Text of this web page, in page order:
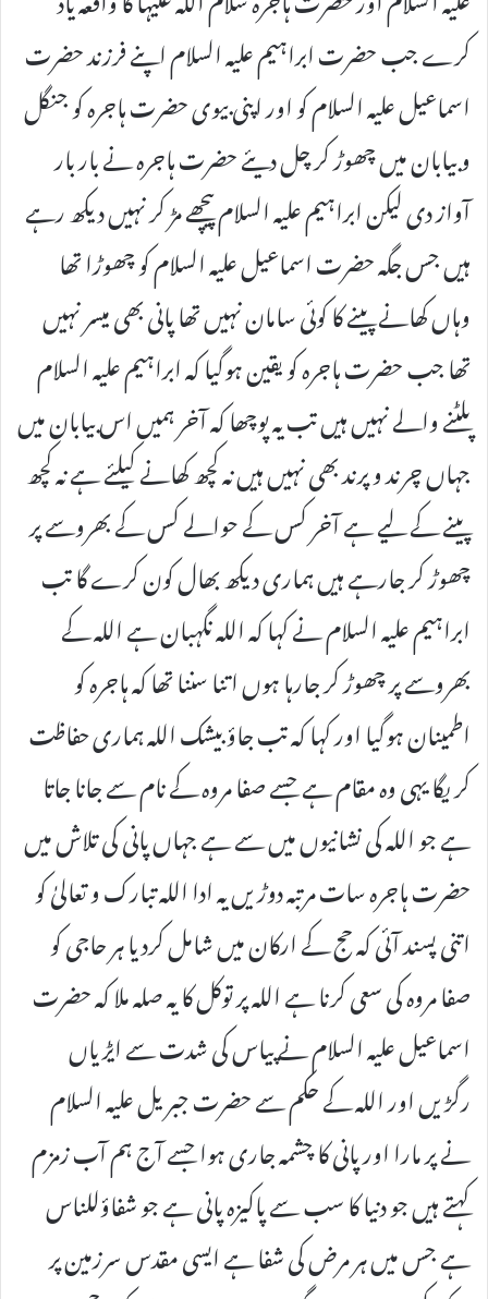
کرے جب حضرت ابراہیم علیہ السلام اپنے فرزند حضرت
اسماعیل علیہ السلام کو اور اپنی بیوی حضرت ہاجرہ کو جنگل
و بیابان میں چھوڑ کر چل دیئے حضرت ہاجرہ نے بار بار
آواز دی لیکن ابراہیم علیہ السلام پیچھے مڑ کر نہیں دیکھ رہے
ہیں جس جگہ حضرت اسماعیل علیہ السلام کو چھوڑا تھا
وہاں کھانے پینے کا کوئی سامان نہیں تھا پانی بھی میسر نہیں
تھا جب حضرت ہاجرہ کو یقین ہوگیا کہ ابراہیم علیہ السلام
پلٹنے والے نہیں ہیں تب یہ پوچھا کہ آخر ہمیں اس بیابان میں
جہاں چرند و پرند بھی نہیں ہیں نہ کچھ کھانے کیلئے ہے نہ کچھ
پینے کے لیے ہے آخر کس کے حوالے کس کے بھروسے پر
چھوڑ کر جارہے ہیں ہماری دیکھ بھال کون کرے گا تب
ابراہیم علیہ السلام نے کہا کہ اللہ نگہبان ہے اللہ کے
بھروسے پر چھوڑ کر جارہا ہوں اتنا سننا تھا کہ ہاجرہ کو
اطمینان ہوگیا اور کہا کہ تب جاؤ بیشک اللہ ہماری حفاظت
کریگا یہی وہ مقام ہے جسے صفا مروہ کے نام سے جانا جاتا
ہے جو اللہ کی نشانیوں میں سے ہے جہاں پانی کی تلاش میں
حضرت ہاجرہ سات مرتبہ دوڑیں یہ ادا اللہ تبارک و تعالیٰ کو
اتنی پسند آئی کہ حج کے ارکان میں شامل کردیا ہر حاجی کو
صفا مروہ کی سعی کرنا ہے اللہ پر توکل کا یہ صلہ ملا کہ حضرت
اسماعیل علیہ السلام نے پیاس کی شدت سے ایڑیاں
رگڑیں اور اللہ کے حکم سے حضرت جبریل علیہ السلام
نے پر مارا اور پانی کا چشمہ جاری ہوا جسے آج ہم آب زمزم
کہتے ہیں جو دنیا کا سب سے پاکیزہ پانی ہے جو شفاؤللناس
ہے جس میں ہر مرض کی شفا ہے ایسی مقدس سرزمین پر